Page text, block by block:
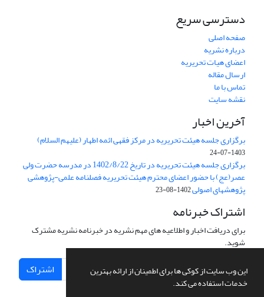
این وب سایت از کوکی ها برای اطمینان از ارائه بهترین
خدمات استفاده می کند.
دسترسی سریع
صفحه اصلی
درباره نشریه
اعضای هیات تحریریه
ارسال مقاله
تماس با ما
نقشه سایت
آخرین اخبار
برگزاری جلسه هیئت تحریریه در مرکز فقهی ائمه اطهار (علیهم السلام)
1403-07-24
برگزاری جلسه هیئت تحریریه در تاریخ 1402/8/22 در مدرسه حضرت ولی
عصر(عج) با حضور اعضای محترم هیئت تحریریه فصلنامه علمی-پژوهشی
پژوهشهای اصولی1402-08-23
اشتراک خبرنامه
برای دریافت اخبار و اطلاعیه های مهم نشریه در خبرنامه نشریه مشترک
شوید.
اشتراک